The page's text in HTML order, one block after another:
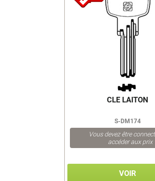
CLE LAITON
S-DM174
Vous devez être
accéder aux prix
VOIR